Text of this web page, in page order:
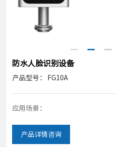
防水人脸识别设备
产品型号： FG10A
应用场景：
产品详情咨询